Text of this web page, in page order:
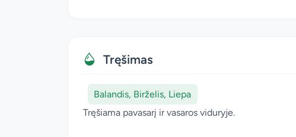
Tręšimas
Balandis, Birželis, Liepa
Tręšiama pavasarį ir vasaros viduryje.